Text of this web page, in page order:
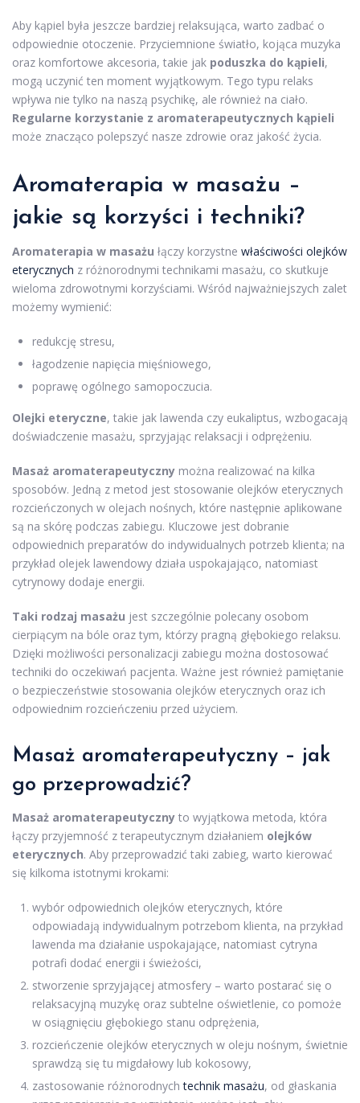
Aby kąpiel była jeszcze bardziej relaksująca, warto zadbać o
odpowiednie otoczenie. Przyciemnione światło, kojąca muzyka
oraz komfortowe akcesoria, takie jak poduszka do kąpieli,
mogą uczynić ten moment wyjątkowym. Tego typu relaks
wpływa nie tylko na naszą psychikę, ale również na ciało.
Regularne korzystanie z aromaterapeutycznych kąpieli
może znacząco polepszyć nasze zdrowie oraz jakość życia.
Aromaterapia w masażu –
jakie są korzyści i techniki?
Aromaterapia w masażu łączy korzystne właściwości olejków
eterycznych z różnorodnymi technikami masażu, co skutkuje
wieloma zdrowotnymi korzyściami. Wśród najważniejszych zalet
możemy wymienić:
redukcję stresu,
łagodzenie napięcia mięśniowego,
poprawę ogólnego samopoczucia.
Olejki eteryczne, takie jak lawenda czy eukaliptus, wzbogacają
doświadczenie masażu, sprzyjając relaksacji i odprężeniu.
Masaż aromaterapeutyczny można realizować na kilka
sposobów. Jedną z metod jest stosowanie olejków eterycznych
rozcieńczonych w olejach nośnych, które następnie aplikowane
są na skórę podczas zabiegu. Kluczowe jest dobranie
odpowiednich preparatów do indywidualnych potrzeb klienta; na
przykład olejek lawendowy działa uspokajająco, natomiast
cytrynowy dodaje energii.
Taki rodzaj masażu jest szczególnie polecany osobom
cierpiącym na bóle oraz tym, którzy pragną głębokiego relaksu.
Dzięki możliwości personalizacji zabiegu można dostosować
techniki do oczekiwań pacjenta. Ważne jest również pamiętanie
o bezpieczeństwie stosowania olejków eterycznych oraz ich
odpowiednim rozcieńczeniu przed użyciem.
Masaż aromaterapeutyczny – jak
go przeprowadzić?
Masaż aromaterapeutyczny to wyjątkowa metoda, która
łączy przyjemność z terapeutycznym działaniem olejków
eterycznych. Aby przeprowadzić taki zabieg, warto kierować
się kilkoma istotnymi krokami:
wybór odpowiednich olejków eterycznych, które
odpowiadają indywidualnym potrzebom klienta, na przykład
lawenda ma działanie uspokajające, natomiast cytryna
potrafi dodać energii i świeżości,
stworzenie sprzyjającej atmosfery – warto postarać się o
relaksacyjną muzykę oraz subtelne oświetlenie, co pomoże
w osiągnięciu głębokiego stanu odprężenia,
rozcieńczenie olejków eterycznych w oleju nośnym, świetnie
sprawdzą się tu migdałowy lub kokosowy,
zastosowanie różnorodnychtechnik masażu, od głaskania